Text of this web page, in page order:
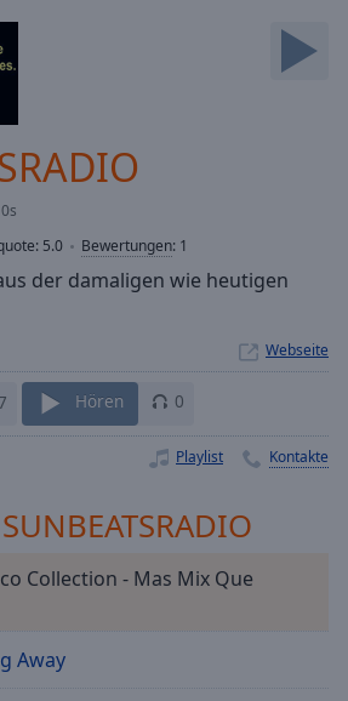
5.0 Bewertungen: 1
der damaligen wie heutigen
Webseite
Hören 0
Playlist Kontakte
Collection - Mas Mix Que
Away